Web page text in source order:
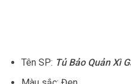
Tên SP: Tủ Bảo Quản Xì